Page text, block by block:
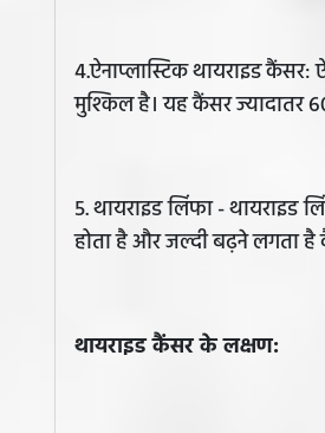
4.ऐनाप्लास्टिक थायराइड
मुश्किल है। यह कैंसर ज्यादातर
5. थायराइड लिंफा - थायराइड
होता है और जल्दी बढ़ने लगता है
थायराइड कैंसर के लक्षण: